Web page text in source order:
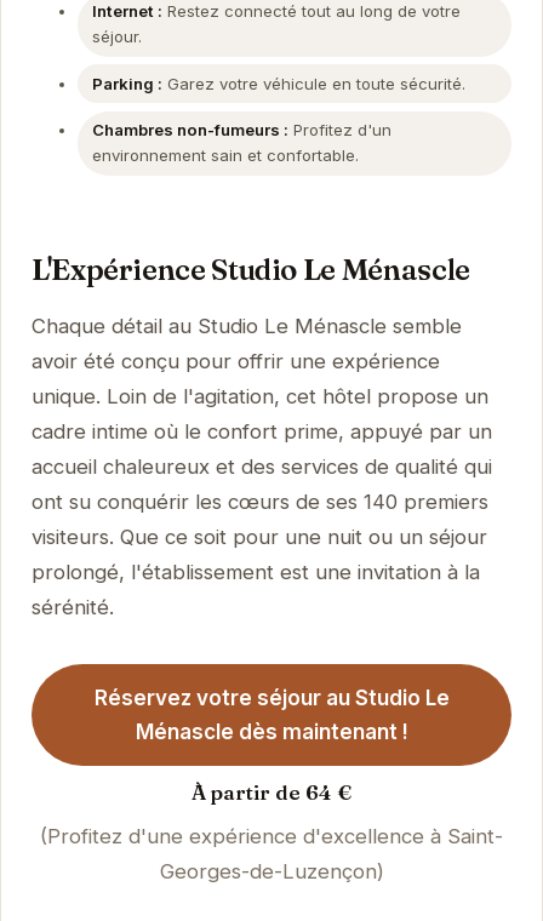
Internet : Restez connecté tout au long de votre
séjour.
Parking : Garez votre véhicule en toute sécurité.
Chambres non-fumeurs : Profitez d'un
environnement sain et confortable.
L'Expérience Studio Le Ménascle
Chaque détail au Studio Le Ménascle semble
avoir été conçu pour offrir une expérience
unique. Loin de l'agitation, cet hôtel propose un
cadre intime où le confort prime, appuyé par un
accueil chaleureux et des services de qualité qui
ont su conquérir les cœurs de ses 140 premiers
visiteurs. Que ce soit pour une nuit ou un séjour
prolongé, l'établissement est une invitation à la
sérénité.
Réservez votre séjour au Studio Le
Ménascle dès maintenant !
À partir de 64 €
(Profitez d'une expérience d'excellence à Saint-
Georges-de-Luzençon)